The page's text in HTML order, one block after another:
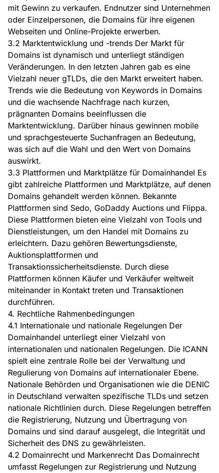
mit Gewinn zu verkaufen. Endnutzer sind Unternehmen
oder Einzelpersonen, die Domains für ihre eigenen
Webseiten und Online-Projekte erwerben.
3.2 Marktentwicklung und -trends Der Markt für
Domains ist dynamisch und unterliegt ständigen
Veränderungen. In den letzten Jahren gab es eine
Vielzahl neuer gTLDs, die den Markt erweitert haben.
Trends wie die Bedeutung von Keywords in Domains
und die wachsende Nachfrage nach kurzen,
prägnanten Domains beeinflussen die
Marktentwicklung. Darüber hinaus gewinnen mobile
und sprachgesteuerte Suchanfragen an Bedeutung,
was sich auf die Wahl und den Wert von Domains
auswirkt.
3.3 Plattformen und Marktplätze für Domainhandel Es
gibt zahlreiche Plattformen und Marktplätze, auf denen
Domains gehandelt werden können. Bekannte
Plattformen sind Sedo, GoDaddy Auctions und Flippa.
Diese Plattformen bieten eine Vielzahl von Tools und
Dienstleistungen, um den Handel mit Domains zu
erleichtern. Dazu gehören Bewertungsdienste,
Auktionsplattformen und
Transaktionssicherheitsdienste. Durch diese
Plattformen können Käufer und Verkäufer weltweit
miteinander in Kontakt treten und Transaktionen
durchführen.
4. Rechtliche Rahmenbedingungen
4.1 Internationale und nationale Regelungen Der
Domainhandel unterliegt einer Vielzahl von
internationalen und nationalen Regelungen. Die ICANN
spielt eine zentrale Rolle bei der Verwaltung und
Regulierung von Domains auf internationaler Ebene.
Nationale Behörden und Organisationen wie die DENIC
in Deutschland verwalten spezifische TLDs und setzen
nationale Richtlinien durch. Diese Regelungen betreffen
die Registrierung, Nutzung und Übertragung von
Domains und sind darauf ausgelegt, die Integrität und
Sicherheit des DNS zu gewährleisten.
4.2 Domainrecht und Markenrecht Das Domainrecht
umfasst Regelungen zur Registrierung und Nutzung